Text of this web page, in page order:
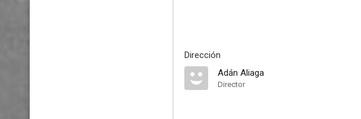
Dirección
Adán Aliaga
Director